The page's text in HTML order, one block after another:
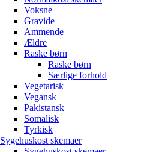
Voksne
Gravide
Ammende
Ældre
Raske børn
Raske børn
Særlige forhold
Vegetarisk
Vegansk
Pakistansk
Somalisk
Tyrkisk
Sygehuskost skemaer